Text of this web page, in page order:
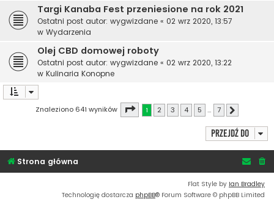
Targi Kanaba Fest przeniesione na rok 2021
Ostatni post autor: wygwizdane « 02 wrz 2020, 13:57
w Wydarzenia
Olej CBD domowej roboty
Ostatni post autor: wygwizdane « 02 wrz 2020, 13:22
w Kulinaria Konopne
Znaleziono 641 wyników Strona1 7
1 2 3 4 5 … 7
Przejdź do
Strona główna
Flat Style by Ian Bradley
Technologię dostarcza phpBB® Forum Software © phpBB Limited